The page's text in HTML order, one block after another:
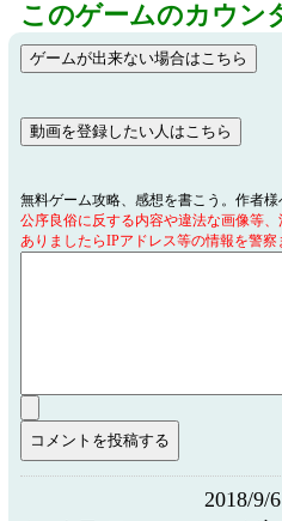
このゲームのカウン
無料ゲーム攻略、感想を書こう。作者様
公序良俗に反する内容や違法な画像等
ありましたらIPアドレス等の情報を警
2018/9/